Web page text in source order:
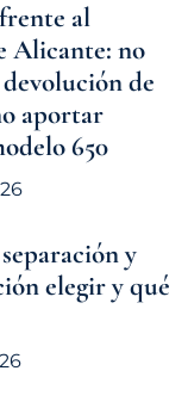
al
Alicante: no
de
aportar
650
y
elegir y qué